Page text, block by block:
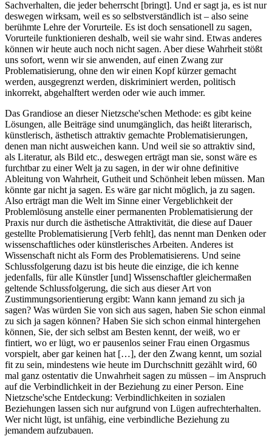
Sachverhalten, die jeder beherrscht [bringt]. Und er sagt ja, es ist nur
deswegen wirksam, weil es so selbstverständlich ist – also seine
berühmte Lehre der Vorurteile. Es ist doch sensationell zu sagen,
Vorurteile funktionieren deshalb, weil sie wahr sind. Etwas anderes
können wir heute auch noch nicht sagen. Aber diese Wahrheit stößt
uns sofort, wenn wir sie anwenden, auf einen Zwang zur
Problematisierung, ohne den wir einen Kopf kürzer gemacht
werden, ausgegrenzt werden, diskriminiert werden, politisch
inkorrekt, abgehalftert werden oder wie auch immer.
Das Grandiose an dieser Nietzsche'schen Methode: es gibt keine
Lösungen, alle Beiträge sind unumgänglich, das heißt literarisch,
künstlerisch, ästhetisch attraktiv gemachte Problematisierungen,
denen man nicht ausweichen kann. Und weil sie so attraktiv sind,
als Literatur, als Bild etc., deswegen erträgt man sie, sonst wäre es
furchtbar zu einer Welt ja zu sagen, in der wir ohne definitive
Ableitung von Wahrheit, Gutheit und Schönheit leben müssen. Man
könnte gar nicht ja sagen. Es wäre gar nicht möglich, ja zu sagen.
Also erträgt man die Welt im Sinne einer Vergeblichkeit der
Problemlösung anstelle einer permanenten Problematisierung der
Praxis nur durch die ästhetische Attraktivität, die diese auf Dauer
gestellte Problematisierung [Verb fehlt], das nennt man Denken oder
wissenschaftliches oder künstlerisches Arbeiten. Anderes ist
Wissenschaft nicht als Form des Problematisierens. Und seine
Schlussfolgerung dazu ist bis heute die einzige, die ich kenne
jedenfalls, für alle Künstler [und] Wissenschaftler gleichermaßen
geltende Schlussfolgerung, die sich aus dieser Art von
Zustimmungsorientierung ergibt: Wann kann jemand zu sich ja
sagen? Was würden Sie von sich aus sagen, haben Sie schon einmal
zu sich ja sagen können? Haben Sie sich schon einmal hintergehen
können, Sie, der sich selbst am Besten kennt, der weiß, wo er
fintiert, wo er lügt, wo er pausenlos seiner Frau einen Orgasmus
vorspielt, aber gar keinen hat […], der den Zwang kennt, um sozial
fit zu sein, mindestens wie heute im Durchschnitt gezählt wird, 60
mal ganz ostentativ die Unwahrheit sagen zu müssen – im Anspruch
auf die Verbindlichkeit in der Beziehung zu einer Person. Eine
Nietzsche'sche Entdeckung: Verbindlichkeiten in sozialen
Beziehungen lassen sich nur aufgrund von Lügen aufrechterhalten.
Wer nicht lügt, ist unfähig, eine verbindliche Beziehung zu
jemandem aufzubauen.